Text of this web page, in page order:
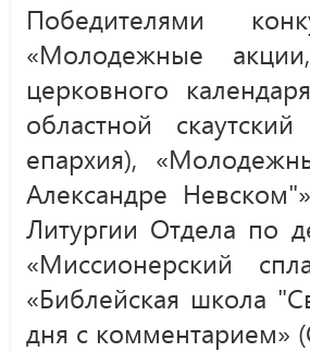
Победителями
«Молодежные
церковного
областной
епархия),
Александре
Литургии Отдела по
«Миссионерский
«Библейская школа
дня с комментарием»